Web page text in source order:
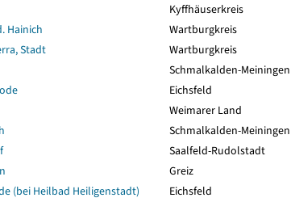
Kyffhäuserkreis
Hainich
Wartburgkreis
Stadt
Wartburgkreis
Schmalkalden-Meiningen
Eichsfeld
Weimarer Land
Schmalkalden-Meiningen
Saalfeld-Rudolstadt
Greiz
(bei Heilbad Heiligenstadt)
Eichsfeld